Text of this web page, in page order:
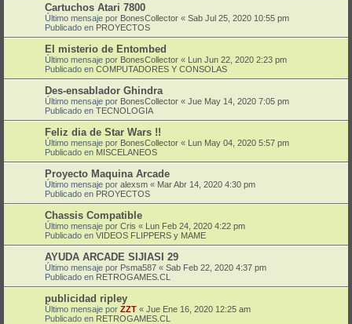
Cartuchos Atari 7800
Último mensaje por BonesCollector « Sab Jul 25, 2020 10:55 pm
Publicado en PROYECTOS
El misterio de Entombed
Último mensaje por BonesCollector « Lun Jun 22, 2020 2:23 pm
Publicado en COMPUTADORES Y CONSOLAS
Des-ensablador Ghindra
Último mensaje por BonesCollector « Jue May 14, 2020 7:05 pm
Publicado en TECNOLOGIA
Feliz dia de Star Wars !!
Último mensaje por BonesCollector « Lun May 04, 2020 5:57 pm
Publicado en MISCELANEOS
Proyecto Maquina Arcade
Último mensaje por alexsm « Mar Abr 14, 2020 4:30 pm
Publicado en PROYECTOS
Chassis Compatible
Último mensaje por Cris « Lun Feb 24, 2020 4:22 pm
Publicado en VIDEOS FLIPPERS y MAME
AYUDA ARCADE SIJIASI 29
Último mensaje por Psma587 « Sab Feb 22, 2020 4:37 pm
Publicado en RETROGAMES.CL
publicidad ripley
Último mensaje por ZZT « Jue Ene 16, 2020 12:25 am
Publicado en RETROGAMES.CL